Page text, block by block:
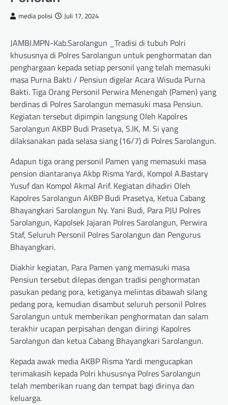
media polisi Juli 17, 2024
JAMBI.MPN-Kab.Sarolangun _Tradisi di tubuh Polri
khususnya di Polres Sarolangun untuk penghormatan dan
penghargaan kepada setiap personil yang telah memasuki
masa Purna Bakti / Pensiun digelar Acara Wisuda Purna
Bakti. Tiga Orang Personil Perwira Menengah (Pamen) yang
berdinas di Polres Sarolangun memasuki masa Pensiun.
Kegiatan tersebut dipimpin langsung Oleh Kapolres
Sarolangun AKBP Budi Prasetya, S.IK, M. Si yang
dilaksanakan pada selasa siang (16/7) di Polres Sarolangun.
Adapun tiga orang personil Pamen yang memasuki masa
pension diantaranya Akbp Risma Yardi, Kompol A.Bastary
Yusuf dan Kompol Akmal Arif. Kegiatan dihadiri Oleh
Kapolres Sarolangun AKBP Budi Prasetya, Ketua Cabang
Bhayangkari Sarolangun Ny. Yani Budi, Para PJU Polres
Sarolangun, Kapolsek Jajaran Polres Sarolangun, Perwira
Staf, Seluruh Personil Polres Sarolangun dan Pengurus
Bhayangkari.
Diakhir kegiatan, Para Pamen yang memasuki masa
Pensiun tersebut dilepas dengan tradisi penghormatan
pasukan pedang pora, ketiganya melintas dibawah silang
pedang pora, kemudian disambut seluruh personil Polres
Sarolangun untuk memberikan penghormatan dan salam
terakhir ucapan perpisahan dengan diiringi Kapolres
Sarolangun dan ketua Cabang Bhayangkari Sarolangun.
Kepada awak media AKBP Risma Yardi mengucapkan
terimakasih kepada Polri khususnya Polres Sarolangun
telah memberikan ruang dan tempat bagi dirinya dan
keluarga.